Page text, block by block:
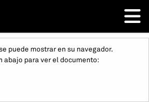
puede mostrar en su navegador.
abajo para ver el documento: